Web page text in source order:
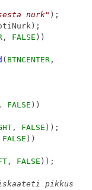
nurk" );
, FALSE ))
( BTNCENTER ,
, FALSE ))
, FALSE ));
FALSE ))
, FALSE ));
pikkus